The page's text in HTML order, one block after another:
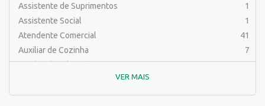
Assistente de Suprimentos
1
Assistente Social
1
Atendente Comercial
41
Auxiliar de Cozinha
7
Auxiliar de Laboratório
2
Auxiliar de Manutenção Predial
Auxiliar de Mecânica
1
VER MAIS